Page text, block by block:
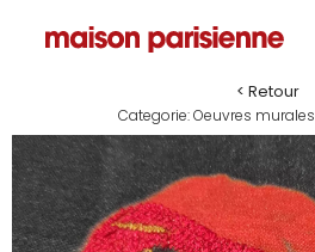
< Retour
Categorie:Oeuvres murales